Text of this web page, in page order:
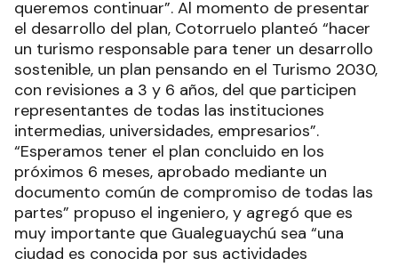
queremos continuar”. Al momento de presentar
el desarrollo del plan, Cotorruelo planteó “hacer
un turismo responsable para tener un desarrollo
sostenible, un plan pensando en el Turismo 2030,
con revisiones a 3 y 6 años, del que participen
representantes de todas las instituciones
intermedias, universidades, empresarios”.
“Esperamos tener el plan concluido en los
próximos 6 meses, aprobado mediante un
documento común de compromiso de todas las
partes” propuso el ingeniero, y agregó que es
muy importante que Gualeguaychú sea “una
ciudad es conocida por sus actividades